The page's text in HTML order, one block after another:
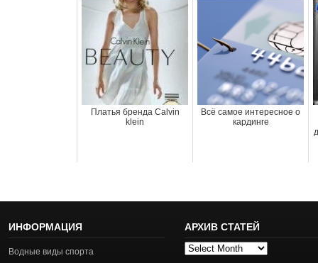
Платья бренда Calvin
klein
Всё самое интересное о
кардинге
ИНФОРМАЦИЯ
Водные виды спорта
АРХИВ СТАТЕЙ
Архив